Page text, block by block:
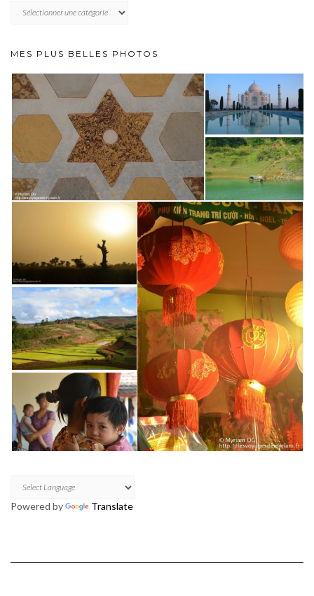
MES PLUS BELLES PHOTOS
Powered by Translate